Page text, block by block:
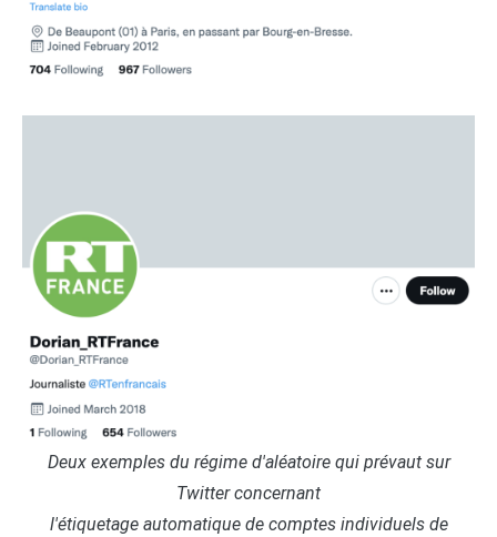
Deux exemples du régime d'aléatoire qui prévaut sur
Twitter concernant
l'étiquetage automatique de comptes individuels de